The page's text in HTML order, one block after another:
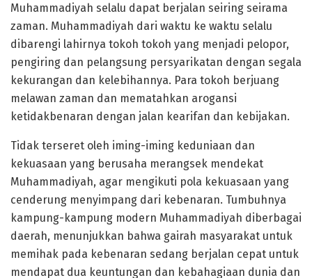
Muhammadiyah selalu dapat berjalan seiring seirama
zaman. Muhammadiyah dari waktu ke waktu selalu
dibarengi lahirnya tokoh tokoh yang menjadi pelopor,
pengiring dan pelangsung persyarikatan dengan segala
kekurangan dan kelebihannya. Para tokoh berjuang
melawan zaman dan mematahkan arogansi
ketidakbenaran dengan jalan kearifan dan kebijakan.
Tidak terseret oleh iming-iming keduniaan dan
kekuasaan yang berusaha merangsek mendekat
Muhammadiyah, agar mengikuti pola kekuasaan yang
cenderung menyimpang dari kebenaran. Tumbuhnya
kampung-kampung modern Muhammadiyah diberbagai
daerah, menunjukkan bahwa gairah masyarakat untuk
memihak pada kebenaran sedang berjalan cepat untuk
mendapat dua keuntungan dan kebahagiaan dunia dan